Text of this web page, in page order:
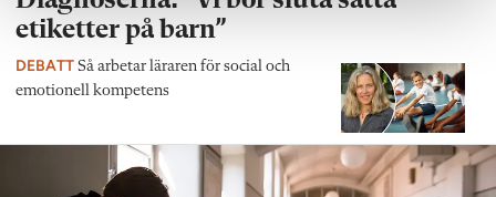
etiketter på barn”
DEBATT Så arbetar läraren för social och
emotionell kompetens